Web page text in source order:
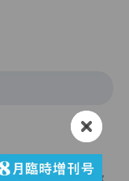
中治療医学講座 教授、
命救急センター センタ